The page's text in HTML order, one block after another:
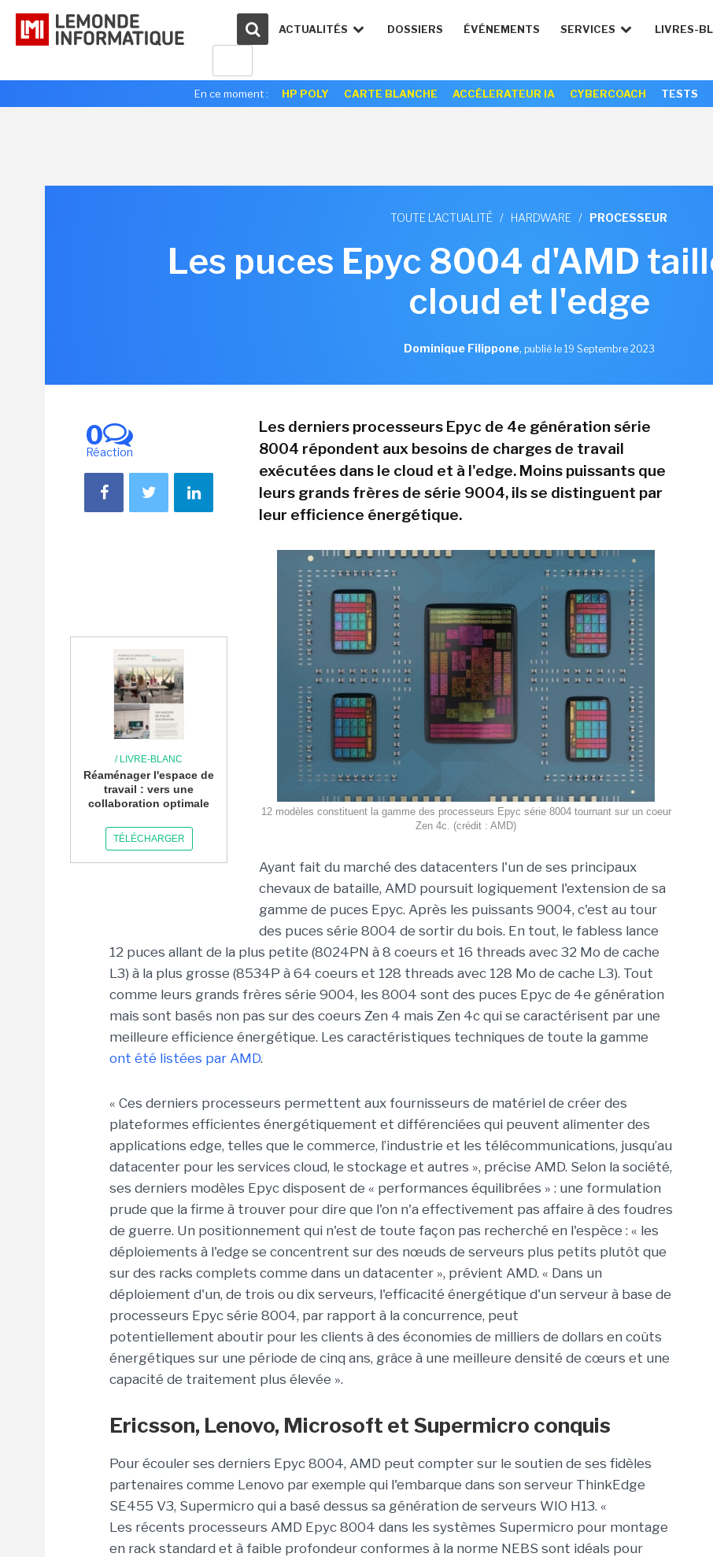
ACTUALITÉS DOSSIERS ÉVÉNEMENTS SERVICES LIVRES-
En ce moment : HP POLY CARTE BLANCHE ACCÉLERATEUR IA CYBERCOACH TESTS
TOUTE L'ACTUALITÉ / HARDWARE / PROCESSEUR
Les puces Epyc 8004 d'AMD
cloud et l'edge
Dominique Filippone, publié le 19 Septembre 2023
0
Réaction
/ LIVRE-BLANC
Réaménager l'espace de
travail : vers une
collaboration optimale
TÉLÉCHARGER
Les derniers processeurs Epyc de 4e génération série
8004 répondent aux besoins de charges de travail
exécutées dans le cloud et à l'edge. Moins puissants que
leurs grands frères de série 9004, ils se distinguent par
leur efficience énergétique.
12 modèles constituent la gamme des processeurs Epyc série 8004 tournant sur un coeur
Zen 4c. (crédit : AMD)
Ayant fait du marché des datacenters l'un de ses principaux
chevaux de bataille, AMD poursuit logiquement l'extension de sa
gamme de puces Epyc. Après les puissants 9004, c'est au tour
des puces série 8004 de sortir du bois. En tout, le fabless lance
12 puces allant de la plus petite (8024PN à 8 coeurs et 16 threads avec 32 Mo de cache
L3) à la plus grosse (8534P à 64 coeurs et 128 threads avec 128 Mo de cache L3). Tout
comme leurs grands frères série 9004, les 8004 sont des puces Epyc de 4e génération
mais sont basés non pas sur des coeurs Zen 4 mais Zen 4c qui se caractérisent par une
meilleure efficience énergétique. Les caractéristiques techniques de toute la gamme
ont été listées par AMD.
« Ces derniers processeurs permettent aux fournisseurs de matériel de créer des
plateformes efficientes énergétiquement et différenciées qui peuvent alimenter des
applications edge, telles que le commerce, l’industrie et les télécommunications, jusqu’au
datacenter pour les services cloud, le stockage et autres », précise AMD. Selon la société,
ses derniers modèles Epyc disposent de « performances équilibrées » : une formulation
prude que la firme à trouver pour dire que l'on n'a effectivement pas affaire à des foudres
de guerre. Un positionnement qui n'est de toute façon pas recherché en l'espèce : « les
déploiements à l'edge se concentrent sur des nœuds de serveurs plus petits plutôt que
sur des racks complets comme dans un datacenter », prévient AMD. « Dans un
déploiement d'un, de trois ou dix serveurs, l'efficacité énergétique d'un serveur à base de
processeurs Epyc série 8004, par rapport à la concurrence, peut
potentiellement aboutir pour les clients à des économies de milliers de dollars en coûts
énergétiques sur une période de cinq ans, grâce à une meilleure densité de cœurs et une
capacité de traitement plus élevée ».
Ericsson, Lenovo, Microsoft et Supermicro conquis
Pour écouler ses derniers Epyc 8004, AMD peut compter sur le soutien de ses fidèles
partenaires comme Lenovo par exemple qui l'embarque dans son serveur ThinkEdge
SE455 V3, Supermicro qui a basé dessus sa génération de serveurs WIO H13. «
Les récents processeurs AMD Epyc 8004 dans les systèmes Supermicro pour montage
en rack standard et à faible profondeur conformes à la norme NEBS sont idéals pour